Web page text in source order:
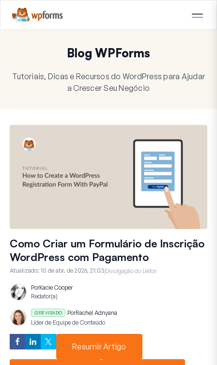
Blog WPForms
Tutoriais, Dicas e Recursos do WordPress para Ajudar
a Crescer Seu Negócio
Como Criar um Formulário de Inscrição
WordPress com Pagamento
Atualizado: 10 de abr. de 2026, 21:03 Divulgação do Leitor
PorKacie Cooper
Redator(a)
REVISADO PorRachel Adnyana
Líder de Equipe de Conteúdo
Resumir Artigo